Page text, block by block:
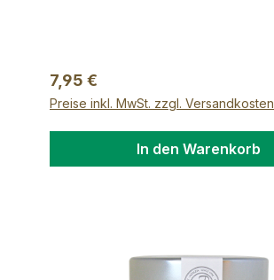
Regulärer Preis:
7,95 €
Preise inkl. MwSt. zzgl. Versandkosten
In den Warenkorb